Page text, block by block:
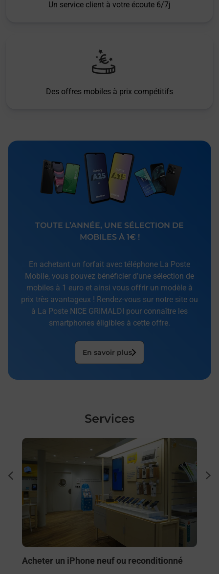
Un service client à votre écoute 6/7j
Des offres mobiles à prix compétitifs
TOUTE L’ANNÉE, UNE SÉLECTION DE
MOBILES À 1€ !
En achetant un forfait avec téléphone La Poste
Mobile, vous pouvez bénéficier d’une sélection de
mobiles à 1 euro et ainsi vous offrir un modèle à
prix très avantageux ! Rendez-vous sur notre site ou
à La Poste NICE GRIMALDI pour connaître les
smartphones éligibles à cette offre.
En savoir plus
Services
En savoir plus
Acheter un iPhone neuf ou reconditionné